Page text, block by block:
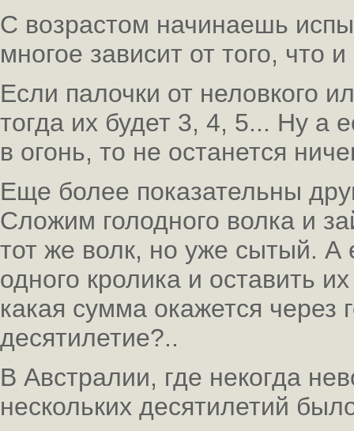
С возрастом начинаешь
многое зависит от того, что
Если палочки от неловкого
тогда их будет 3, 4, 5... Ну а
в огонь, то не останется
Еще более показательны
Сложим голодного волка и
тот же волк, но уже сытый. А
одного кролика и оставить
какая сумма окажется
десятилетие?..
В Австралии, где некогда
нескольких десятилетий